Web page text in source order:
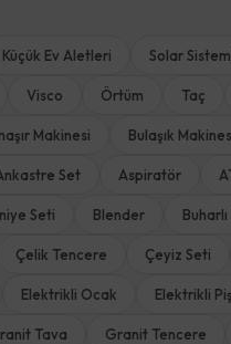
Küçük Ev Aletleri Solar
Visco Örtüm Taç
Makinesi Bulaşık
Set Aspiratör
Seti Blender
Çelik Tencere Çeyiz Seti
Elektrikli Ocak Elektrikli
Tava Granit Tencere